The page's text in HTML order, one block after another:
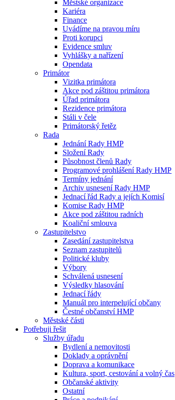
Městské organizace
Kariéra
Finance
Uvádíme na pravou míru
Proti korupci
Evidence smluv
Vyhlášky a nařízení
Opendata
Primátor
Vizitka primátora
Akce pod záštitou primátora
Úřad primátora
Rezidence primátora
Stáli v čele
Primátorský řetěz
Rada
Jednání Rady HMP
Složení Rady
Působnost členů Rady
Programové prohlášení Rady HMP
Termíny jednání
Archiv usnesení Rady HMP
Jednací řád Rady a jejích Komisí
Komise Rady HMP
Akce pod záštitou radních
Koaliční smlouva
Zastupitelstvo
Zasedání zastupitelstva
Seznam zastupitelů
Politické kluby
Výbory
Schválená usnesení
Výsledky hlasování
Jednací řády
Manuál pro interpelující občany
Čestné občanství HMP
Městské části
Potřebuji řešit
Služby úřadu
Bydlení a nemovitosti
Doklady a oprávnění
Doprava a komunikace
Kultura, sport, cestování a volný čas
Občanské aktivity
Ostatní